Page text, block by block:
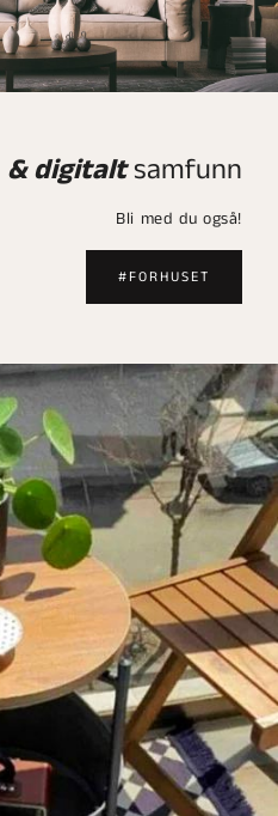
& digitaltsamfunn
Bli med du også!
#FORHUSET